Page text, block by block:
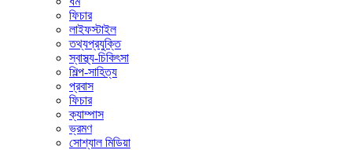
ফিচার
লাইফস্টাইল
তথ্যপ্রযুক্তি
স্বাস্থ্য-চিকিৎসা
শিল্প-সাহিত্য
প্রবাস
ফিচার
ক্যাম্পাস
ভ্রমণ
সোশ্যাল মিডিয়া